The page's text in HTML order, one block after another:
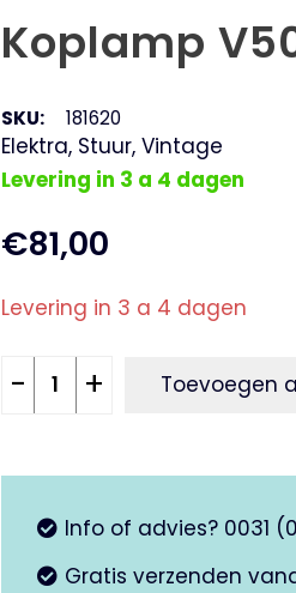
Koplamp
SKU: 181620
Elektra, Stuur, Vintage
Levering in 3 a 4 dagen
€81,00
Levering in 3 a 4 dagen
Koplamp
aantal
- + Toevoegen
Info of advies? 0031
Gratis verzenden